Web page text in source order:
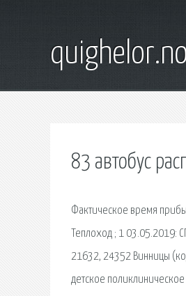
83 автобус
Фактическое время
Теплоход ; 1 03.05.2019:
21632, 24352 Винницы
детское